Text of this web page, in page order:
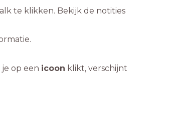
te klikken. Bekijk de notities
op een icoon klikt, verschijnt